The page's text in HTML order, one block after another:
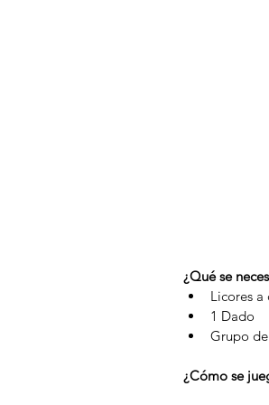
¿Qué se
Licores
1 Dado
Grupo
¿Cómo se